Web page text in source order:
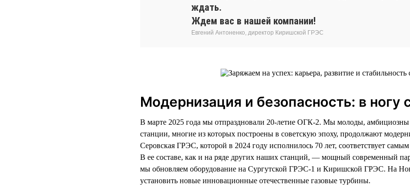
ждать.
Ждем вас в нашей компании!
Евгений Антоненко, директор Киришской ГРЭС
Модернизация и безопасность: в ногу
В марте 2025 года мы отпраздновали 20-летие ОГК-2. Мы молоды,
станции, многие из которых построены в советскую эпоху, продолжают
Серовская ГРЭС, которой в 2024 году исполнилось 70 лет, соответствует
В ее составе, как и на ряде других наших станций, — мощный современный
мы обновляем оборудование на Сургутской ГРЭС-1 и Киришской ГРЭС. На
установить новые инновационные отечественные газовые турбины.